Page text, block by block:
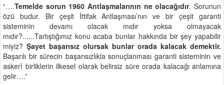
“….Temelde sorun 1960 Antlaşmalarının ne olacağıdır. Sorunun
özü budur. Bir çeşit İttifak Antlaşması’nın ve bir çeşit garanti
sisteminin devamı olacak mıdır yoksa olmayacak
mıdır?......Tartıştığımız konu acaba bunlar hakkında bir şey yapabilir
miyiz? Şayet başarısız olursak bunlar orada kalacak demektir.
Başarılı bir sürecin başarısızlıkla sonuçlanması garanti sisteminin ve
askerî birliklerin ilkesel olarak belirsiz süre orada kalacağı anlamına
gelir….”